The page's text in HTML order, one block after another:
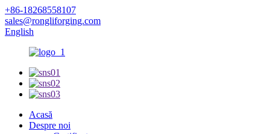
+86-18268558107
sales@rongliforging.com
English
Acasă
Despre noi